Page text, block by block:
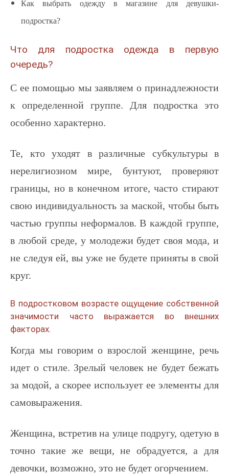
Как выбрать одежду в магазине для девушки-
подростка?
Что для подростка одежда в первую
очередь?
С ее помощью мы заявляем о принадлежности
к определенной группе. Для подростка это
особенно характерно.
Те, кто уходят в различные субкультуры в
нерелигиозном мире, бунтуют, проверяют
границы, но в конечном итоге, часто стирают
свою индивидуальность за маской, чтобы быть
частью группы неформалов. В каждой группе,
в любой среде, у молодежи будет своя мода, и
не следуя ей, вы уже не будете приняты в свой
круг.
В подростковом возрасте ощущение собственной
значимости часто выражается во внешних
факторах.
Когда мы говорим о взрослой женщине, речь
идет о стиле. Зрелый человек не будет бежать
за модой, а скорее использует ее элементы для
самовыражения.
Женщина, встретив на улице подругу, одетую в
точно такие же вещи, не обрадуется, а для
девочки, возможно, это не будет огорчением.